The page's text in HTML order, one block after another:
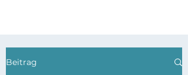
Beitrag